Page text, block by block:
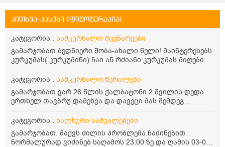
კითხვა-პასუხი (ფიტოტერაპია)
კატეგორია : სამკურნალო მცენარეები
გამარჯობათ.ბედნიერი შობა-ახალი წელი! მაინტერესებს
კურკუმას( კურკუმინი) ჩაი ან რძიანი კურკუმას მიღების
წესი. მაინტერესებდა და წავიკითხე ასეთი ინფორმაცია:
კურკუმას გააჩნია ანთების საწინააღმდეგო,
დამამშვიდებელი და ანტიოქსიდანტური თვისებები.ის
უნდა მივიღოთო ცხიმთან და შავ პილპილთან ერთად
ეფექტურობის მიზნით. 1) პირველი ვარიანტი არის ჩაი:
როგორ მივიღო კურკუმას ჩაი? უზმოზე,ჭამამდე თუ ჭამის
შემდეგ? თბილი წყალი უნდა დავასხათ თუ მდუღარე?
წავიკითხე რომ კურკუმას თუ დავასხამთ მდუღარე
წყალს, ის დაკარგავსო სასარგებლო თვისებებს, ასევე
კატეგორია : სამკურნალო წერილები
გამარჯობათ ვარ 26 წლის ქალბატონი 2 შვილის დედა
ერთხელ თავბრუ დამეხვა და დავეცი მას შემდეგ
დამეწყო შიშები ვეღარ გავდიოდი გარეთ რადგან ისევ
ასე ცუდად არ გავხდარიყავი ყურის ანთება მქონდა
მაშინ როგორც გაირკვა მას შემსეგ გავიდა 1 წელზე
მეტინდა კიდე მეხვევა თავბრუ გარეთ გასვილისას
კატეგორია : ხალხური საშუალებები
გამარჯობათ. მაქვს ძილის პრობლემა.ჩაძინებით
ნორმალურად ვიძინებ საღამოს 23:00 ზე და ღამის 03-00